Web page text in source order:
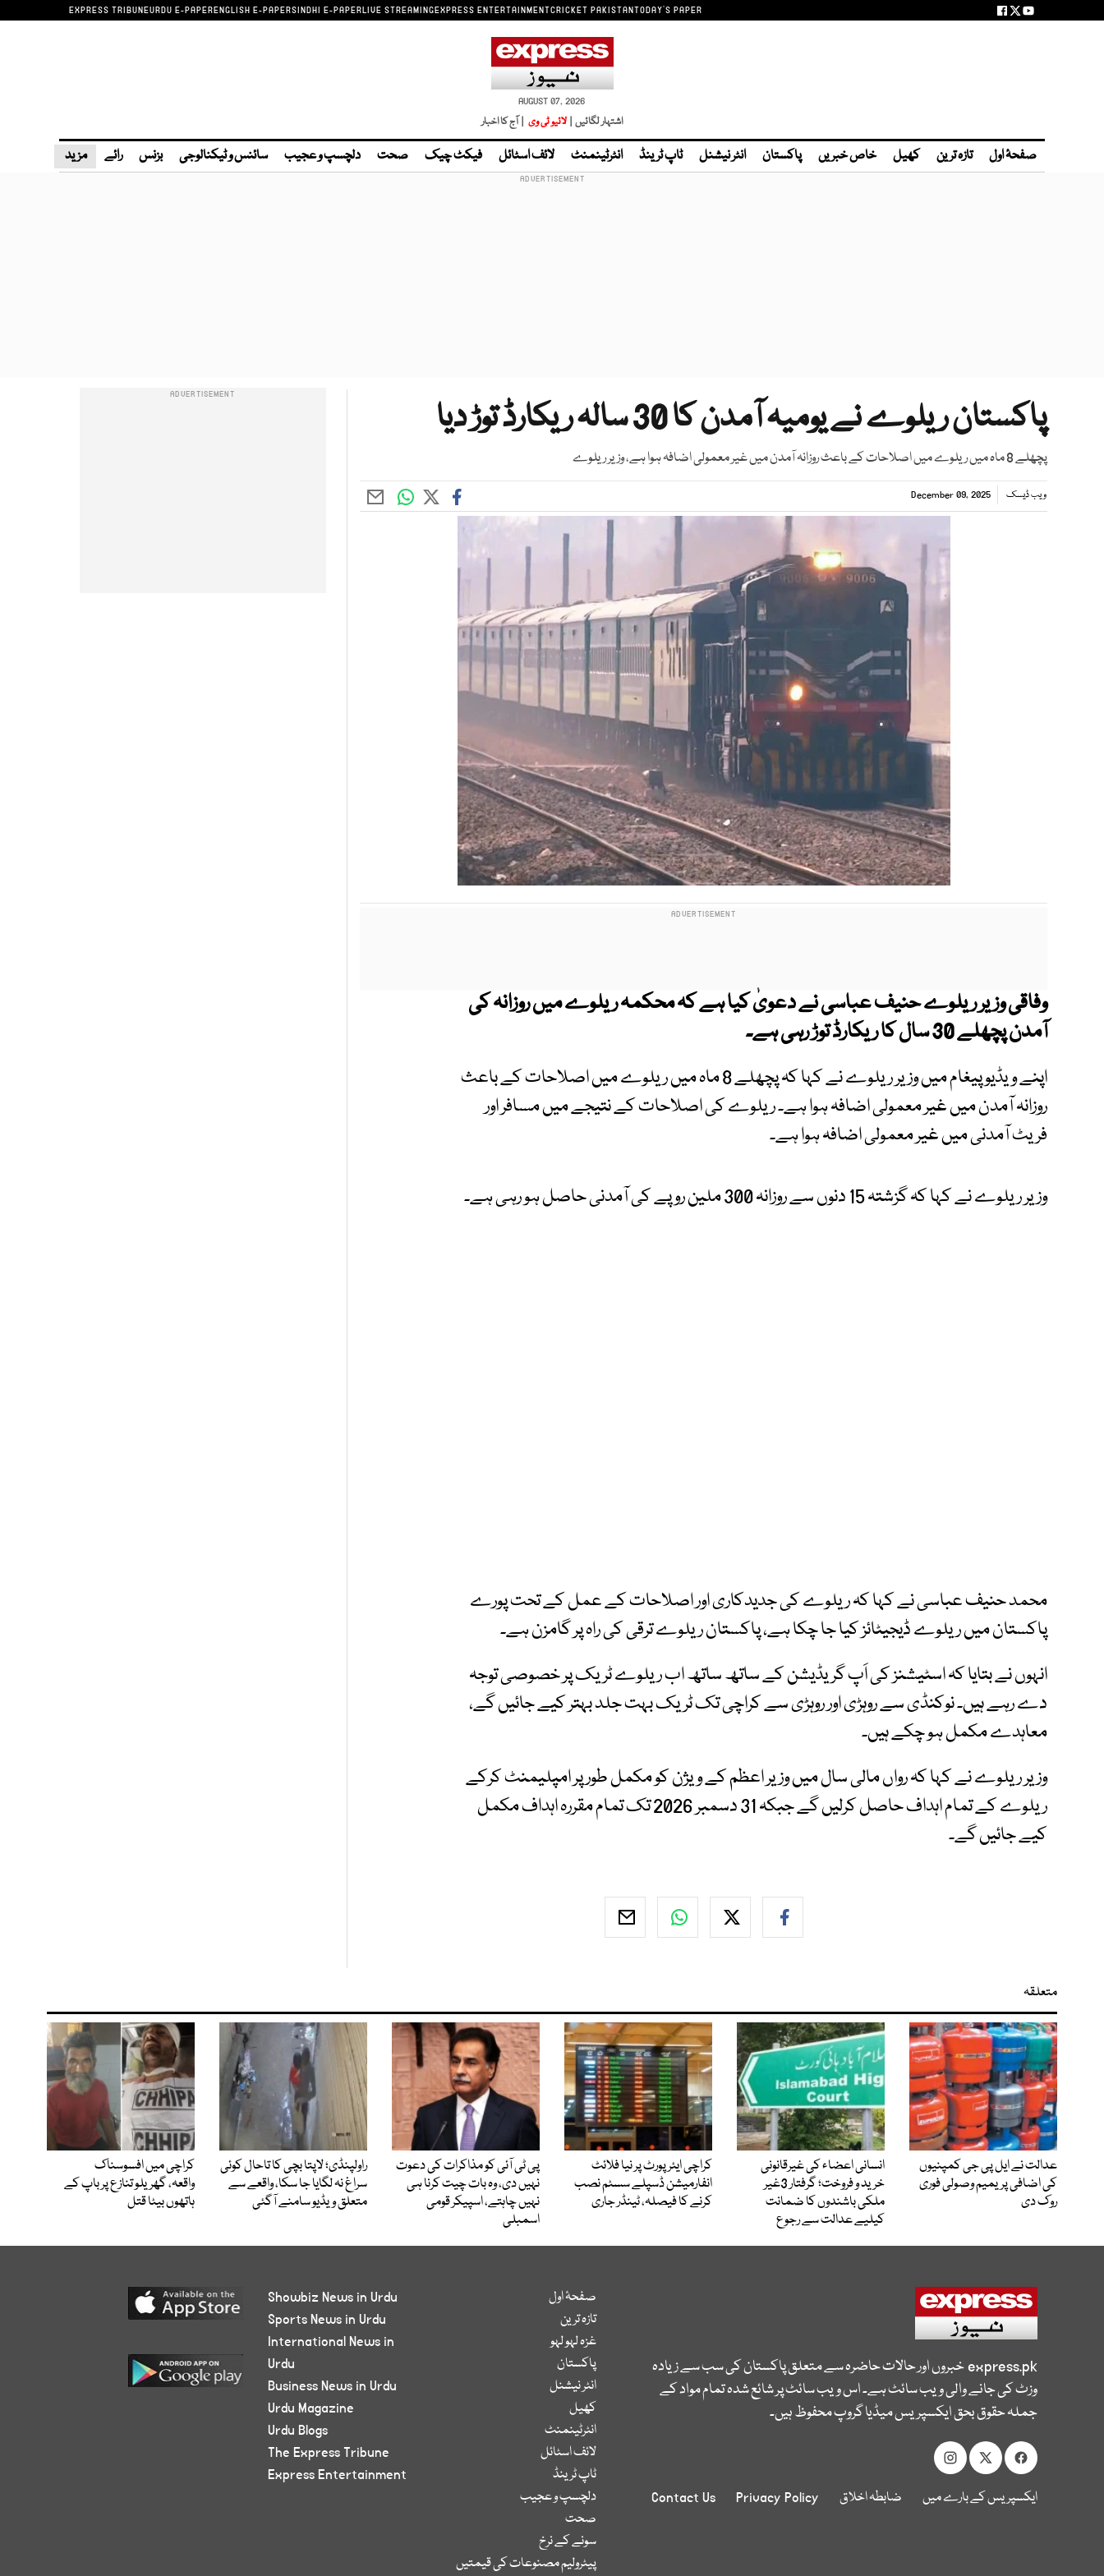
EXPRESS TRIBUNEURDU E-PAPERENGLISH E-PAPERSINDHI E-PAPERLIVE STREAMINGEXPRESS ENTERTAINMENTCRICKET PAKISTANTODAY'S PAPER
AUGUST 07, 2026
اشتہار لگائیں | لائیو ٹی وی | آج کا اخبار
صفحۂ اول تازہ ترین کھیل خاص خبریں پاکستان انٹر نیشنل ٹاپ ٹرینڈ انٹرٹینمنٹ لائف اسٹائل فیکٹ چیک صحت دلچسپ و عجیب سائنس و ٹیکنالوجی بزنس رائے مزید
پاکستان ریلوے نے یومیہ آمدن کا 30 سالہ ریکارڈ توڑ دیا
پچھلے 8 ماہ میں ریلوے میں اصلاحات کے باعث روزانہ آمدن میں غیر معمولی اضافہ ہوا ہے، وزیر ریلوے
ویب ڈیسک December 09, 2025
وفاقی وزیر ریلوے حنیف عباسی نے دعویٰ کیا ہے کہ محکمہ ریلوے میں روزانہ کی
آمدن پچھلے 30 سال کا ریکارڈ توڑ رہی ہے۔
اپنے ویڈیو پیغام میں وزیر ریلوے نے کہا کہ پچھلے 8 ماہ میں ریلوے میں اصلاحات کے باعث
روزانہ آمدن میں غیر معمولی اضافہ ہوا ہے۔ ریلوے کی اصلاحات کے نتیجے میں مسافر اور
فریٹ آمدنی میں غیر معمولی اضافہ ہوا ہے۔
وزیر ریلوے نے کہا کہ گزشتہ 15 دنوں سے روزانہ 300 ملین روپے کی آمدنی حاصل ہو رہی ہے۔
محمد حنیف عباسی نے کہا کہ ریلوے کی جدیدکاری اور اصلاحات کے عمل کے تحت پورے
پاکستان میں ریلوے ڈیجیٹائز کیا جا چکا ہے، پاکستان ریلوے ترقی کی راہ پر گامزن ہے۔
انہوں نے بتایا کہ اسٹیشنز کی اَپ گریڈیشن کے ساتھ ساتھ اب ریلوے ٹریک پر خصوصی توجہ
دے رہے ہیں۔ نوکنڈی سے روہڑی اور روہڑی سے کراچی تک ٹریک بہت جلد بہتر کیے جائیں گے،
معاہدے مکمل ہو چکے ہیں۔
وزیر ریلوے نے کہا کہ رواں مالی سال میں وزیر اعظم کے ویژن کو مکمل طور پر امپلیمنٹ کرکے
ریلوے کے تمام اہداف حاصل کرلیں گے جبکہ 31 دسمبر 2026 تک تمام مقررہ اہداف مکمل
کیے جائیں گے۔
متعلقہ
عدالت نے ایل پی جی کمپنیوں
کی اضافی پریمیم وصولی فوری
روک دی
انسانی اعضاء کی غیرقانونی
خرید و فروخت؛ گرفتار 3غیر
ملکی باشندوں کا ضمانت
کیلیے عدالت سے رجوع
کراچی ایئرپورٹ پر نیا فلائٹ
انفارمیشن ڈسپلے سسٹم نصب
کرنے کا فیصلہ، ٹینڈر جاری
پی ٹی آئی کو مذاکرات کی دعوت
نہیں دی، وہ بات چیت کرنا ہی
نہیں چاہتے، اسپیکر قومی
اسمبلی
راولپنڈی؛ لاپتا بچی کا تاحال کوئی
سراغ نہ لگایا جا سکا، واقعے سے
متعلق ویڈیو سامنے آگئی
کراچی میں افسوسناک
واقعہ، گھریلو تنازع پر باپ کے
ہاتھوں بیٹا قتل
express.pkخبروں اور حالات حاضرہ سے متعلق پاکستان کی سب سے زیادہ
وزٹ کی جانے والی ویب سائٹ ہے۔ اس ویب سائٹ پر شائع شدہ تمام مواد کے
جملہ حقوق بحق ایکسپریس میڈیا گروپ محفوظ ہیں۔
ایکسپریس کے بارے میں ضابطہ اخلاق Privacy Policy
Contact Us
صفحۂ اول
تازہ ترین
غزہ لہو لہو
پاکستان
انٹر نیشنل
کھیل
انٹرٹینمنٹ
لائف اسٹائل
ٹاپ ٹرینڈ
دلچسپ و عجیب
صحت
سونے کے نرخ
پیٹرولیم مصنوعات کی قیمتیں
Showbiz News in Urdu
Sports News in Urdu
International News in
Urdu
Business News in Urdu
Urdu Magazine
Urdu Blogs
The Express Tribune
Express Entertainment